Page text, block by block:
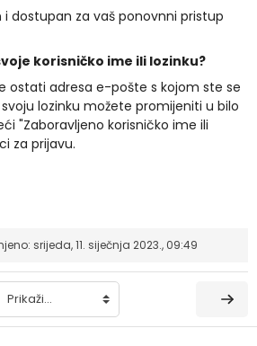
dostupan za vaš ponovnni pristup
korisničko ime ili lozinku?
ostati adresa e-pošte s kojom ste se
lozinku možete promijeniti u bilo
"Zaboravljeno korisničko ime ili
za prijavu.
srijeda, 11. siječnja 2023., 09:49